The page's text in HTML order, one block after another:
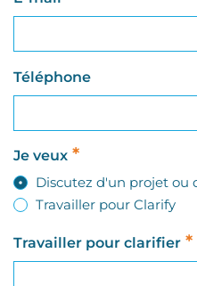
Téléphone
Je veux *
Discutez d'un projet ou
Travailler pour Clarify
Travailler pour clarifier *